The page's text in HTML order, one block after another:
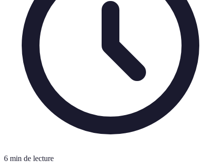
6 min de lecture